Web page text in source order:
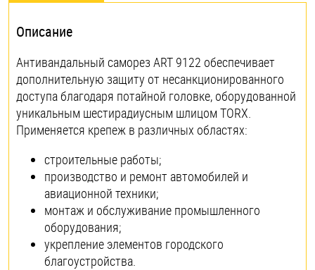
Описание
Антивандальный саморез ART 9122 обеспечивает
дополнительную защиту от несанкционированного
доступа благодаря потайной головке, оборудованной
уникальным шестирадиусным шлицом TORX.
Применяется крепеж в различных областях:
строительные работы;
производство и ремонт автомобилей и
авиационной техники;
монтаж и обслуживание промышленного
оборудования;
укрепление элементов городского
благоустройства.